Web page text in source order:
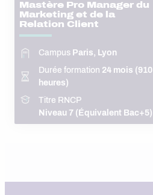
Mastère Pro Manager du
Marketing et de la
Relation Client
Campus Paris, Lyon
Durée formation 24 mois (910
heures)
Titre RNCP
Niveau 7 (Équivalent Bac+5)